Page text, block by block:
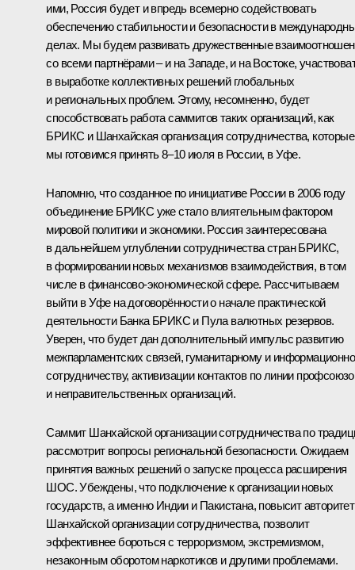
ими, Россия будет и впредь всемерно содействовать
обеспечению стабильности и безопасности в
делах. Мы будем развивать дружественные
со всеми партнёрами – и на Западе, и на Востоке,
в выработке коллективных решений глобальных
и региональных проблем. Этому, несомненно, будет
способствовать работа саммитов таких организаций, как
БРИКС и Шанхайская организация сотрудничества, которые
мы готовимся принять 8–10 июля в России, в Уфе.
Напомню, что созданное по инициативе России в 2006 году
объединение БРИКС уже стало влиятельным фактором
мировой политики и экономики. Россия заинтересована
в дальнейшем углублении сотрудничества стран БРИКС,
в формировании новых механизмов взаимодействия, в том
числе в финансово-экономической сфере. Рассчитываем
выйти в Уфе на договорённости о начале практической
деятельности Банка БРИКС и Пула валютных резервов.
Уверен, что будет дан дополнительный импульс развитию
межпарламентских связей, гуманитарному и
сотрудничеству, активизации контактов по линии
и неправительственных организаций.
Саммит Шанхайской организации сотрудничества по
рассмотрит вопросы региональной безопасности. Ожидаем
принятия важных решений о запуске процесса расширения
ШОС. Убеждены, что подключение к организации новых
государств, а именно Индии и Пакистана, повысит авторитет
Шанхайской организации сотрудничества, позволит
эффективнее бороться с терроризмом, экстремизмом,
незаконным оборотом наркотиков и другими проблемами.